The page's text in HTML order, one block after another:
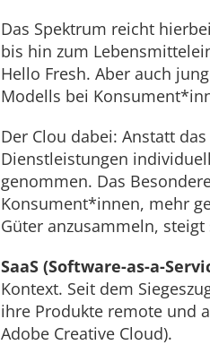
Das Spektrum reicht
bis hin zum
Hello Fresh. Aber auch
Modells bei
Der Clou dabei: Anstatt
Dienstleistungen
genommen. Das
Konsument*innen, mehr
Güter anzusammeln, steigt
SaaS (Software-as-a-
Kontext. Seit dem
ihre Produkte remote und
Adobe Creative Cloud).